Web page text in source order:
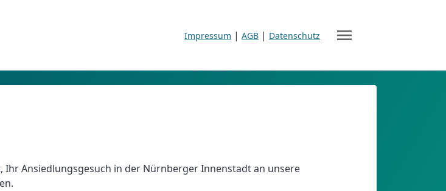
Impressum | AGB | Datenschutz menu
Ansiedlungsgesuch in der Nürnberger Innenstadt an unsere